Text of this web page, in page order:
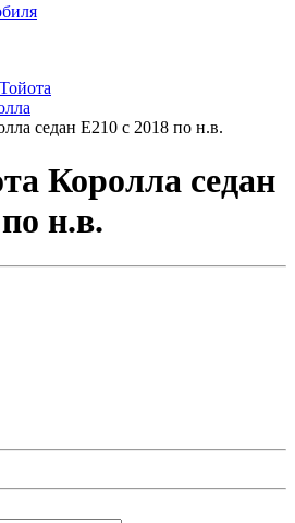
седан Е210 с 2018 по н.в.
Королла седан
н.в.